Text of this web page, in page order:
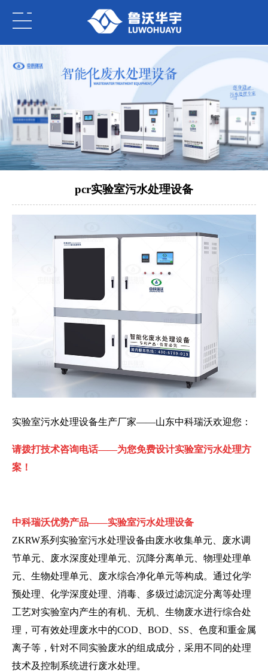
pcr实验室污水处理设备
实验室污水处理设备生产厂家——山东中科瑞沃欢迎您：
请拨打技术咨询电话——为您免费设计实验室污水处理方
案！
中科瑞沃优势产品——实验室污水处理设备
ZKRW系列实验室污水处理设备由废水收集单元、废水调
节单元、废水深度处理单元、沉降分离单元、物理处理单
元、生物处理单元、废水综合净化单元等构成。通过化学
预处理、化学深度处理、消毒、多级过滤沉淀分离等处理
工艺对实验室内产生的有机、无机、生物废水进行综合处
理，可有效处理废水中的COD、BOD、SS、色度和重金属
离子等，针对不同实验废水的组成成分，采用不同的处理
技术及控制系统进行废水处理。